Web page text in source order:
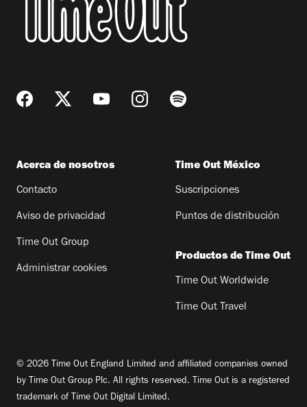
Acerca de nosotros
Contacto
Aviso de privacidad
Time Out Group
Administrar cookies
Time Out México
Suscripciones
Puntos de distribución
Productos de Time Out
Time Out Worldwide
Time Out Travel
© 2026 Time Out England Limited and affiliated companies owned
by Time Out Group Plc. All rights reserved. Time Out is a registered
trademark of Time Out Digital Limited.